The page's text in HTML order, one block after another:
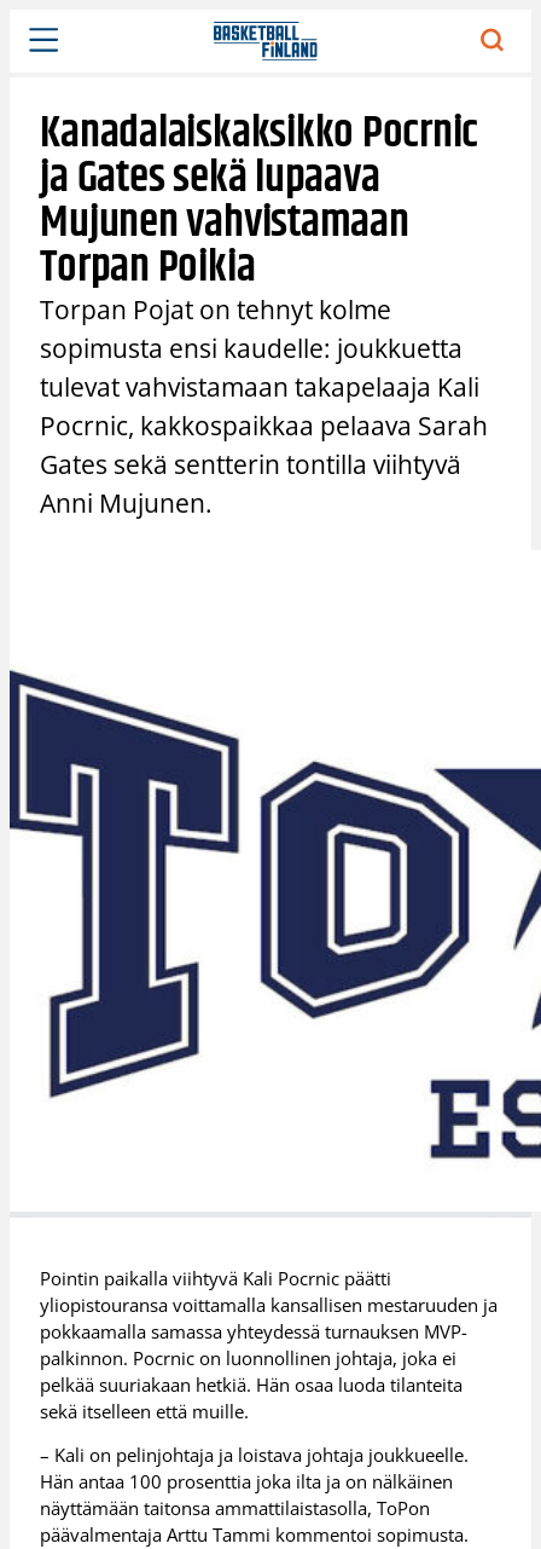
Siirry
sisältöön
Kanadalaiskaksikko Pocrnic
ja Gates sekä lupaava
Mujunen vahvistamaan
Torpan Poikia
Torpan Pojat on tehnyt kolme
sopimusta ensi kaudelle: joukkuetta
tulevat vahvistamaan takapelaaja Kali
Pocrnic, kakkospaikkaa pelaava Sarah
Gates sekä sentterin tontilla viihtyvä
Anni Mujunen.
Pointin paikalla viihtyvä Kali Pocrnic päätti
yliopistouransa voittamalla kansallisen mestaruuden ja
pokkaamalla samassa yhteydessä turnauksen MVP-
palkinnon. Pocrnic on luonnollinen johtaja, joka ei
pelkää suuriakaan hetkiä. Hän osaa luoda tilanteita
sekä itselleen että muille.
– Kali on pelinjohtaja ja loistava johtaja joukkueelle.
Hän antaa 100 prosenttia joka ilta ja on nälkäinen
näyttämään taitonsa ammattilaistasolla, ToPon
päävalmentaja Arttu Tammi kommentoi sopimusta.